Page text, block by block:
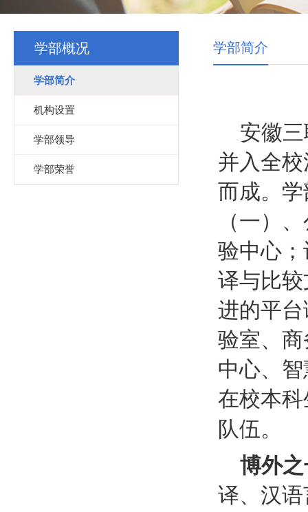
学部概况
学部简介
机构设置
学部领导
学部荣誉
学部简介
安徽
并入全
而成。
（一）
验中心
译与比
进的平
验室、
中心、
在校本科
队伍。
博外
译、汉